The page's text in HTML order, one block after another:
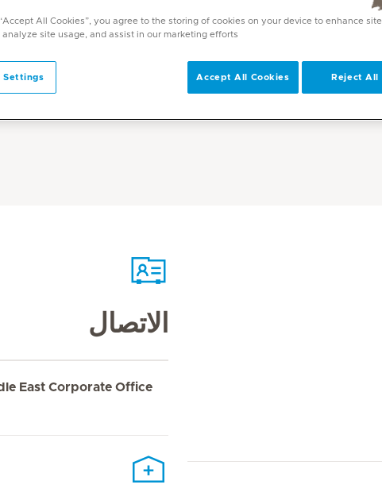
الإنجليزية, الأردية, الهندية, البنجابية
الاتصال
East Corporate Office
All Cookies”, you agree to the storing of cookies on your device to enhance site
analyze site usage, and assist in our marketing efforts.
Settings Reject All
Accept All Cookies